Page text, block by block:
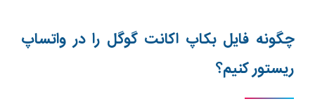
چگونه فایل بکاپ اکانت گوگل را در واتساپ
ریستور کنیم؟